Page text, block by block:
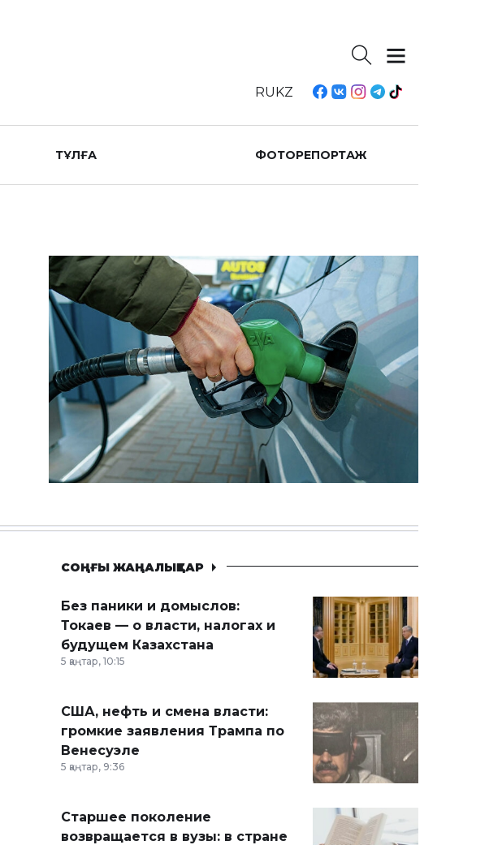
RUKZ
ТҰЛҒА ФОТОРЕПОРТАЖ
СОҢҒЫ ЖАҢАЛЫҚТАР
Без паники и домыслов:
Токаев — о власти, налогах и
будущем Казахстана
5 қаңтар, 10:15
США, нефть и смена власти:
громкие заявления Трампа по
Венесуэле
5 қаңтар, 9:36
Старшее поколение
возвращается в вузы: в стране